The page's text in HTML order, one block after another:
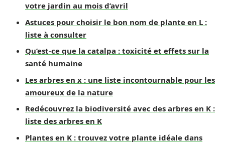
votre jardin au mois d’avril
Astuces pour choisir le bon nom de plante en L :
liste à consulter
Qu’est-ce que la catalpa : toxicité et effets sur la
santé humaine
Les arbres en x : une liste incontournable pour les
amoureux de la nature
Redécouvrez la biodiversité avec des arbres en K :
liste des arbres en K
Plantes en K : trouvez votre plante idéale dans